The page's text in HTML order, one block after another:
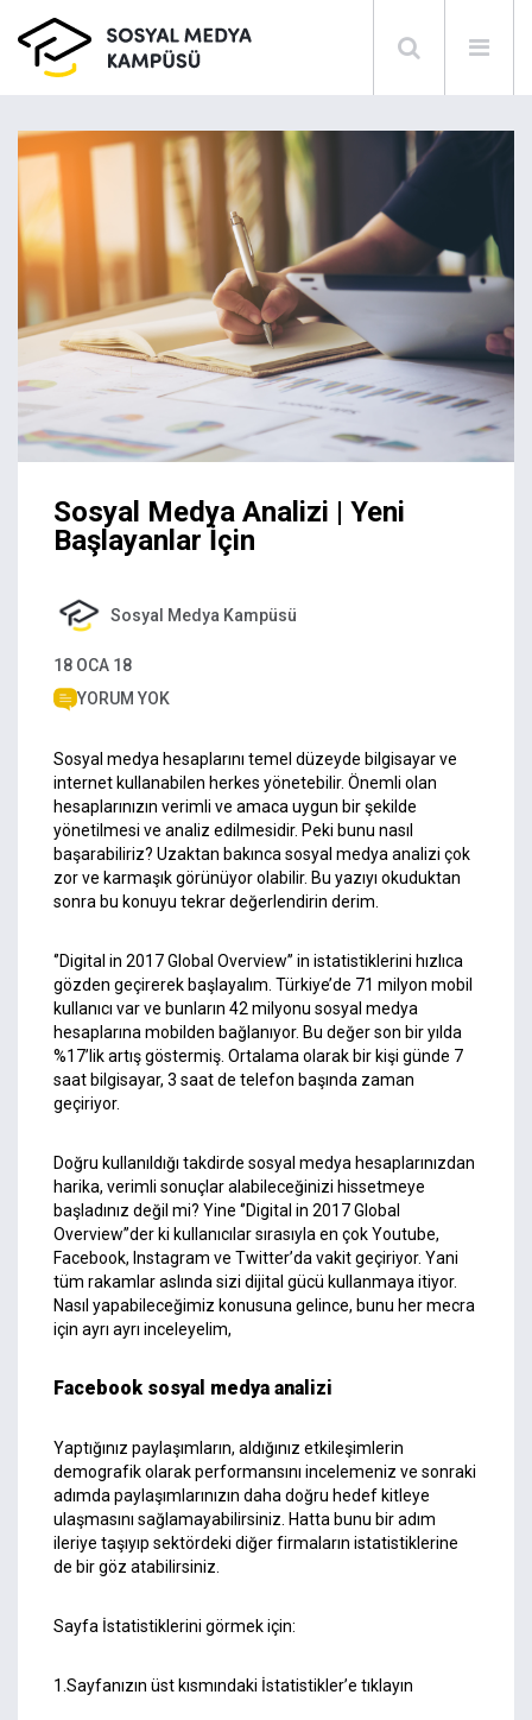
Sosyal Medya Analizi | Yeni
Başlayanlar İçin
Sosyal Medya Kampüsü
18 OCA 18
YORUM YOK
Sosyal medya hesaplarını temel düzeyde bilgisayar ve
internet kullanabilen herkes yönetebilir. Önemli olan
hesaplarınızın verimli ve amaca uygun bir şekilde
yönetilmesi ve analiz edilmesidir. Peki bunu nasıl
başarabiliriz? Uzaktan bakınca sosyal medya analizi çok
zor ve karmaşık görünüyor olabilir. Bu yazıyı okuduktan
sonra bu konuyu tekrar değerlendirin derim.
‘’Digital in 2017 Global Overview’’ in istatistiklerini hızlıca
gözden geçirerek başlayalım. Türkiye’de 71 milyon mobil
kullanıcı var ve bunların 42 milyonu sosyal medya
hesaplarına mobilden bağlanıyor. Bu değer son bir yılda
%17’lik artış göstermiş. Ortalama olarak bir kişi günde 7
saat bilgisayar, 3 saat de telefon başında zaman
geçiriyor.
Doğru kullanıldığı takdirde sosyal medya hesaplarınızdan
harika, verimli sonuçlar alabileceğinizi hissetmeye
başladınız değil mi? Yine ‘’Digital in 2017 Global
Overview’’der ki kullanıcılar sırasıyla en çok Youtube,
Facebook, Instagram ve Twitter’da vakit geçiriyor. Yani
tüm rakamlar aslında sizi dijital gücü kullanmaya itiyor.
Nasıl yapabileceğimiz konusuna gelince, bunu her mecra
için ayrı ayrı inceleyelim,
Facebook sosyal medya analizi
Yaptığınız paylaşımların, aldığınız etkileşimlerin
demografik olarak performansını incelemeniz ve sonraki
adımda paylaşımlarınızın daha doğru hedef kitleye
ulaşmasını sağlamayabilirsiniz. Hatta bunu bir adım
ileriye taşıyıp sektördeki diğer firmaların istatistiklerine
de bir göz atabilirsiniz.
Sayfa İstatistiklerini görmek için:
1.Sayfanızın üst kısmındaki İstatistikler’e tıklayın